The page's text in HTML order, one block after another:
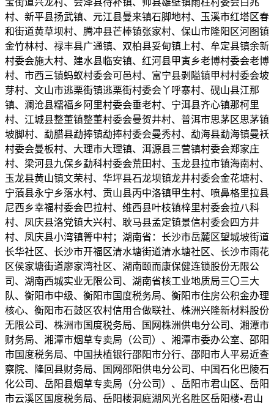
村、新平县扬武镇、元江县曼来镇石脚地村、玉溪市红塔区春
和街道黄草坝村、腾冲县芒棒镇张家村、保山市隆阳区河图镇
金竹林村、禄丰县广通镇、双柏县妥甸镇上村、牟定县镇余新
村委会施大村、建水县临安镇、红河县甲寅乡老博村委会老博
村、市西三镇蚂蚁村委会可邑村、富宁县剥隘镇甲村村委会坡
芽村、文山市逃栗街镇逃栗街村委会丫呼寨村、砚山县江那
镇、澜沧县糯福乡阿里村委会垂老村、宁洱县齐心镇那柯里
村、江城县整董镇整董村委会曼贺井村、普洱市思茅区思茅镇
坡脚村、勐腊县勐捧镇勐捧村委会曼秀村、勐海县勐海镇曼袄
村委会曼板村、大理市大理镇、洱源县三营镇村委会郑家庄
村、梁河县九保乡勐科村委会荒田村、玉龙县拉市镇海南村、
玉龙县黄山镇文荣村、华坪县石龙坝镇龙井村委会金花塘村、
宁蒗县永宁乡落水村、贡山县丙中洛镇甲生村、喷鼻格里拉县
尼西乡幸福村委会巴拉村、维西县叶枝镇梓里村委会拉八科
村、凤庆县洛党镇大兴村、耿马县孟定镇景信村委会四方井
村、凤庆县小湾镇箐中村；湖南省：长沙市岳麓区望城坡街道
长华社区、长沙市开福区清水塘街道清水塘社区、长沙市雨花
区侯家塘街道廖家湾社区、湖南颐而康保健连锁股份无限公
司、湖南西城实业无限公司、湖南省核工业地质局三〇三大
队、衡阳市中级、衡阳市国度税务局、衡阳市住房公积金办理
核心、衡阳市石鼓区农村信用合做联社、株洲兴隆新材料股份
无限公司、株洲市国度税务局、国网株洲供电分公司、湘潭市
财务局、湘潭市烟草专卖局（公司）、湘潭市委办公室、邵阳
市国度税务局、中国扶植银行邵阳市分行、邵阳市人平易近查
察院、隆回县财务局、国网邵阳供电分公司、中国石化巴陵石
化公司、岳阳县烟草专卖局（分公司）、岳阳市君山区、岳阳
市云溪区国度税务局、岳阳楼洞庭湖风光名胜区岳阳楼•君山